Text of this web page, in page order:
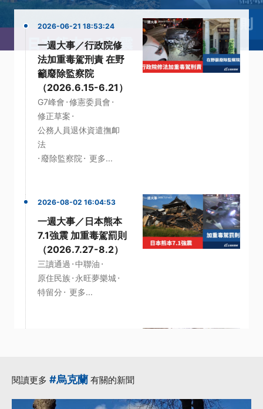
2026-06-21 18:53:24
一週大事／行政院修
法加重毒駕刑責 在野
籲廢除監察院
（2026.6.15-6.21）
G7峰會 ·修憲委員會 ·
修正草案 ·
公務人員退休資遣撫卹
法
· 廢除監察院 · 更多...
2026-08-02 16:04:53
一週大事／日本熊本
7.1強震 加重毒駕罰則
（2026.7.27-8.2）
三讀通過 ·中聯油 ·
原住民族· 永旺夢樂城·
特留分 · 更多...
未來帳戶三讀通過
（2026.7.20-
閱讀更多 #烏克蘭 有關的新聞